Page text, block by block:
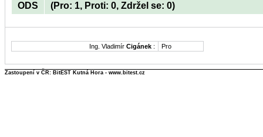
ODS (Pro: 1, Proti: 0, Zdržel se: 0)
Ing. Vladimír Cigánek : Pro
Zastoupení v ČR: BitEST Kutná Hora - www.bitest.cz